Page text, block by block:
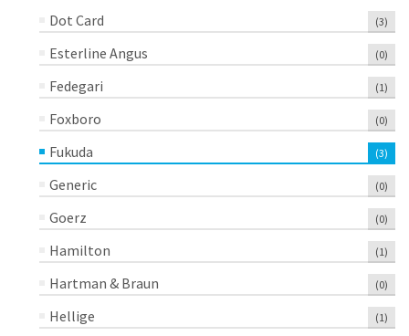
Dot Card (3)
Esterline Angus (0)
Fedegari (1)
Foxboro (0)
Fukuda (3)
Generic (0)
Goerz (0)
Hamilton (1)
Hartman & Braun (0)
Hellige (1)